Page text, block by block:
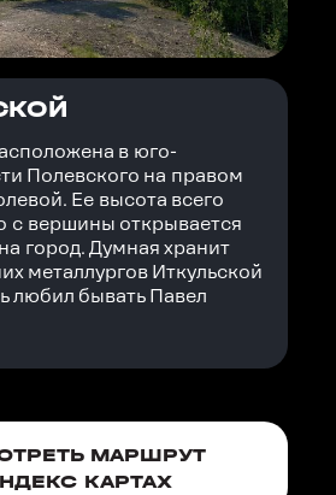
в юго-
Полевского на правом
Ее высота всего
с вершины открывается
город. Думная хранит
металлургов Иткульской
любил бывать Павел
МАРШРУТ
КАРТАХ